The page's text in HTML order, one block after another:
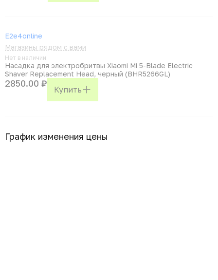
E2e4online
Магазины рядом с вами
Нет в наличии
Насадка для электробритвы Xiaomi Mi 5-Blade Electric
Shaver Replacement Head, черный (BHR5266GL)
2850.00 ₽
Купить
График изменения цены